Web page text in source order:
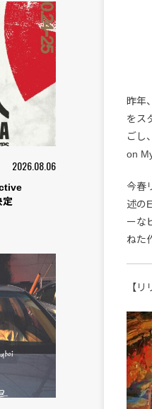
2026.08.06
昨年
をス
ごし
on
今春
述の
ーな
ねた
【リ